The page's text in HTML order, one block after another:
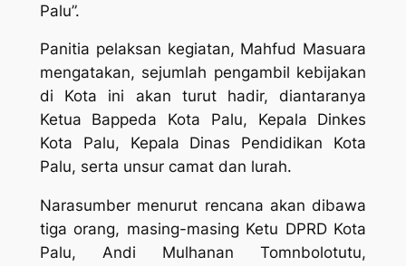
Palu”.
Panitia pelaksan kegiatan, Mahfud Masuara
mengatakan, sejumlah pengambil kebijakan
di Kota ini akan turut hadir, diantaranya
Ketua Bappeda Kota Palu, Kepala Dinkes
Kota Palu, Kepala Dinas Pendidikan Kota
Palu, serta unsur camat dan lurah.
Narasumber menurut rencana akan dibawa
tiga orang, masing-masing Ketu DPRD Kota
Palu, Andi Mulhanan Tomnbolotutu,